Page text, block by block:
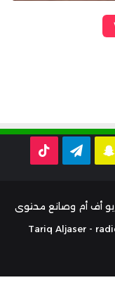
سناب تيلقرام
يو أف أم وصانع محتوى
Tariq Aljaser -